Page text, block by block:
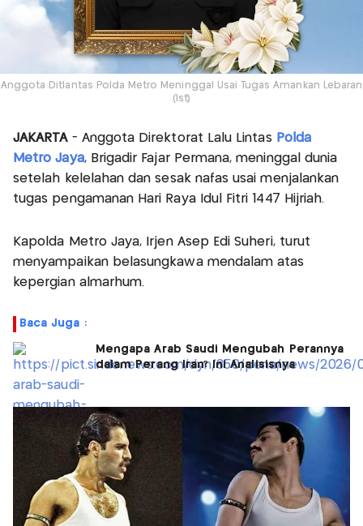
Anggota Ditlantas Polda Metro Meninggal Usai Tugas Amankan Lebaran
(Ist)
JAKARTA- Anggota Direktorat Lalu Lintas Polda
Metro Jaya, Brigadir Fajar Permana, meninggal dunia
setelah kelelahan dan sesak nafas usai menjalankan
tugas pengamanan Hari Raya Idul Fitri 1447 Hijriah.
Kapolda Metro Jaya, Irjen Asep Edi Suheri, turut
menyampaikan belasungkawa mendalam atas
kepergian almarhum.
Baca Juga :
Mengapa Arab Saudi Mengubah Perannya
dalam Perang Iran? Ini Analisisnya